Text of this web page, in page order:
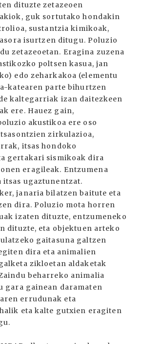
dituzte zetazeoen
guk sortutako hondakin
sustantzia kimikoak,
isurtzen ditugu. Poluzio
zetazeoetan. Eragina zuzena
poltsen kasua, jan
edo zeharkakoa (elementu
katearen parte bihurtzen
kaltegarriak izan daitezkeen
ere. Hauez gain,
akustikoa ere oso
zirkulazioa,
itsas hondoko
gertakari sismikoak dira
eragileak. Entzumena
itsas ugaztunentzat.
janaria bilatzen baitute eta
dira. Poluzio mota horren
izaten dituzte, entzumeneko
dituzte, eta objektuen arteko
gaitasuna galtzen
dira eta animalien
zikloetan aldaketak
beharreko animalia
gara gainean daramaten
errudunak eta
eta kalte gutxien eragiten